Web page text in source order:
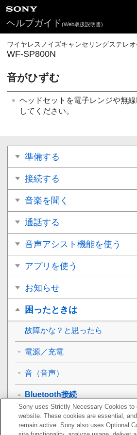
ヘルプガイド(Web取扱説明書)
ワイヤレスノイズキャンセリングステレ
WF-SP800N
音がひずむ
ヘッドセットを電子レンジや無
してください。
準備する
接続する
音楽を聞く
通話する
音声アシスト機能を使う
アプリを使う
お知らせ
困ったときは
故障かな？と思ったら
電源／充電
音（音声）
Bluetooth接続
機器登録（ペアリング）できない
Sony uses Strictly Necessary Cookies to
website. These cookies are essential,
remain active. Sony also uses Optional